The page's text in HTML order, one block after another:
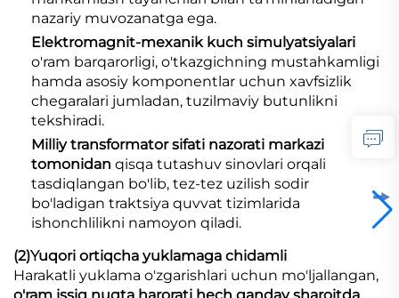
nazariy muvozanatga ega.
Elektromagnit-mexanik kuch simulyatsiyalari
o'ram barqarorligi, o'tkazgichning mustahkamligi
hamda asosiy komponentlar uchun xavfsizlik
chegaralari jumladan, tuzilmaviy butunlikni
tekshiradi.
Milliy transformator sifati nazorati markazi
tomonidan qisqa tutashuv sinovlari orqali
tasdiqlangan bo'lib, tez-tez uzilish sodir
bo'ladigan traktsiya quvvat tizimlarida
ishonchlilikni namoyon qiladi.
(2)Yuqori ortiqcha yuklamaga chidamli
Harakatli yuklama o'zgarishlari uchun mo'ljallangan,
o'ram issiq nuqta harorati hech qanday sharoitda